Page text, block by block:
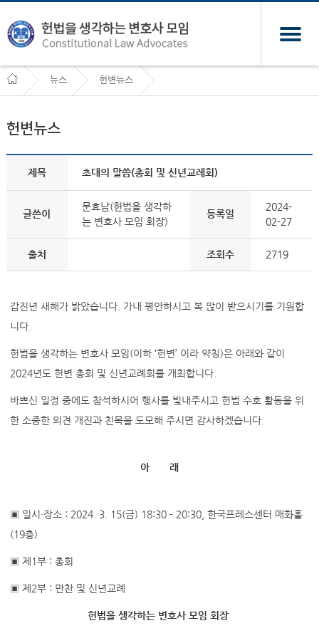
뉴스 헌변뉴스
헌변뉴스
제목 초대의 말씀(총회 및 신년교례회)
글쓴이
문효남(헌법을 생각하
는 변호사 모임 회장)
등록일
2024-
02-27
출처 조회수 2719
갑진년 새해가 밝았습니다. 가내 평안하시고 복 많이 받으시기를 기원합
니다.
헌법을 생각하는 변호사 모임(이하 ‘헌변’ 이라 약칭)은 아래와 같이
2024년도 헌변 총회 및 신년교례회를 개최합니다.
바쁘신 일정 중에도 참석하시어 행사를 빛내주시고 헌법 수호 활동을 위
한 소중한 의견 개진과 친목을 도모해 주시면 감사하겠습니다.
아 래
▣ 일시·장소 : 2024. 3. 15(금) 18:30 - 20:30, 한국프레스센터 매화홀
(19층)
▣ 제1부 : 총회
▣ 제2부 : 만찬 및 신년교례
헌법을 생각하는 변호사 모임 회장